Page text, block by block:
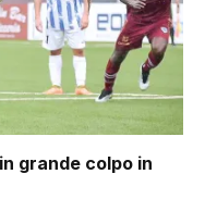
grande colpo in